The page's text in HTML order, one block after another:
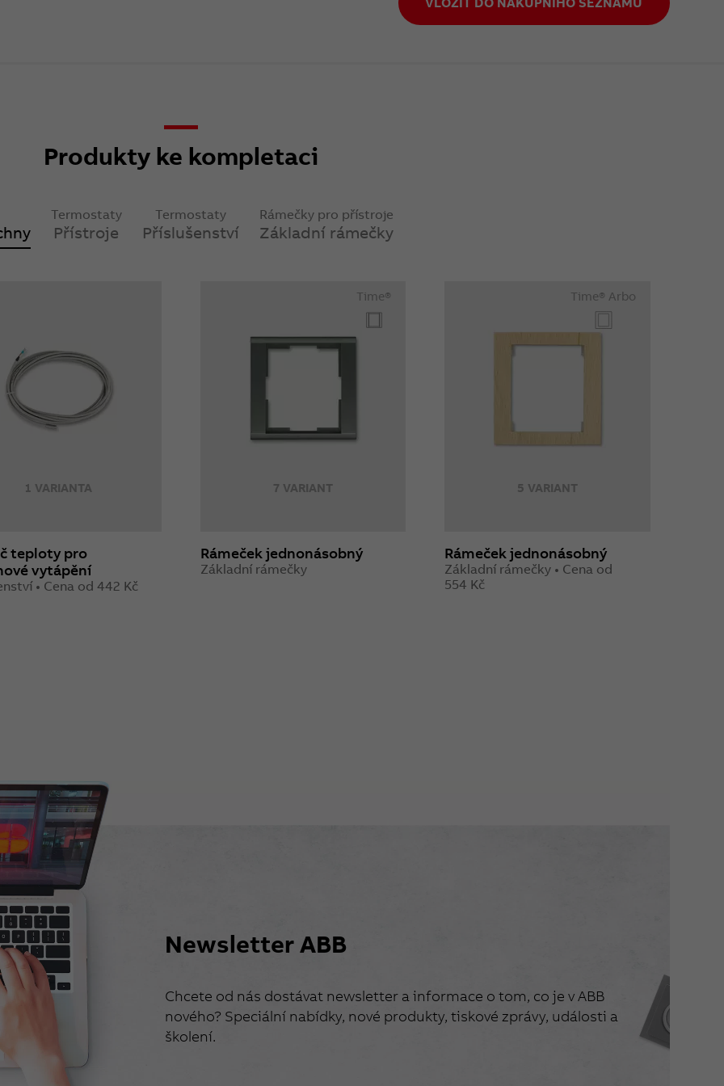
Produkty ke kompletaci
Termostaty
Přístroje
Termostaty
Příslušenství
Rámečky pro přístroje
Základní rámečky
1 VARIANTA
teploty pro
vytápění
• Cena od 442 Kč
7 VARIANT
Time®
Rámeček jednonásobný
Základní rámečky
5 VARIANT
Time® Arbo
Rámeček jednonásobný
Základní rámečky • Cena od
554 Kč
Newsletter ABB
Chcete od nás dostávat newsletter a informace o tom, co je v ABB
nového? Speciální nabídky, nové produkty, tiskové zprávy, události a
školení.